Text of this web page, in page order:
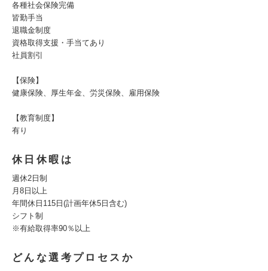
各種社会保険完備
皆勤手当
退職金制度
資格取得支援・手当てあり
社員割引
【保険】
健康保険、厚生年金、労災保険、雇用保険
【教育制度】
有り
休日休暇は
週休2日制
月8日以上
年間休日115日(計画年休5日含む)
シフト制
※有給取得率90％以上
どんな選考プロセスか